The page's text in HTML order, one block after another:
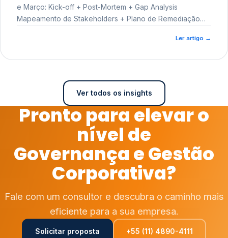
e Março: Kick-off + Post-Mortem + Gap Analysis
Mapeamento de Stakeholders + Plano de Remediação
Ler artigo →
Ver todos os insights
Pronto para elevar o
nível de
Governança e Gestão
Corporativa?
Fale com um consultor e descubra o caminho mais
eficiente para a sua empresa.
Solicitar proposta +55 (11) 4890-4111